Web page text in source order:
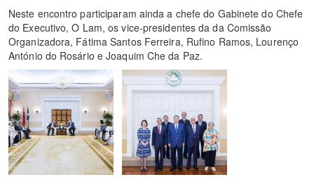
Neste encontro participaram ainda a chefe do Gabinete do Chefe
do Executivo, O Lam, os vice-presidentes da da Comissão
Organizadora, Fátima Santos Ferreira, Rufino Ramos, Lourenço
António do Rosário e Joaquim Che da Paz.